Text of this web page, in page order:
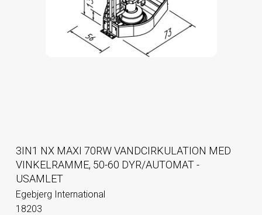
3IN1 NX MAXI 70RW VANDCIRKULATION MED
VINKELRAMME, 50-60 DYR/AUTOMAT -
USAMLET
Egebjerg International
18203